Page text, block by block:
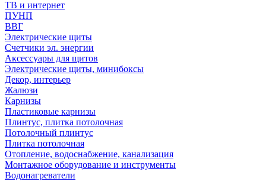
ТВ и интернет
ПУНП
ВВГ
Электрические щиты
Счетчики эл. энергии
Аксессуары для щитов
Электрические щиты, минибоксы
Декор, интерьер
Жалюзи
Карнизы
Пластиковые карнизы
Плинтус, плитка потолочная
Потолочный плинтус
Плитка потолочная
Отопление, водоснабжение, канализация
Монтажное оборудование и инструменты
Водонагреватели